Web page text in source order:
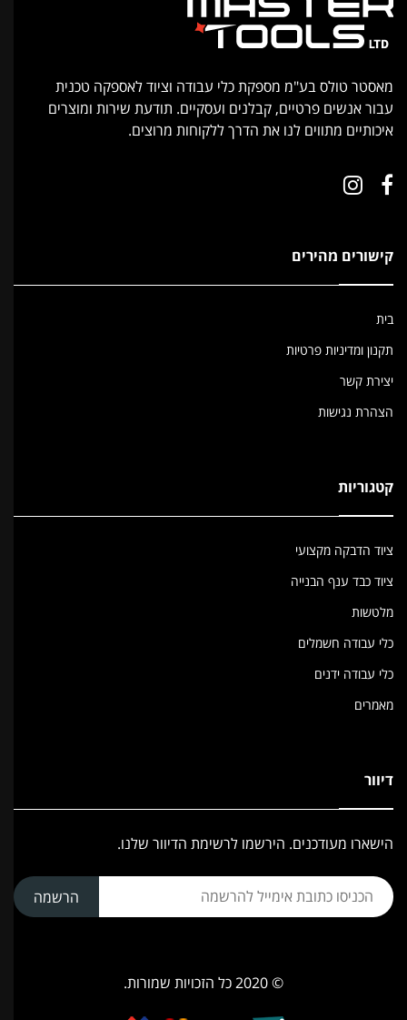
מאסטר טולס בע"מ מספקת כלי עבודה וציוד לאספקה טכנית
עבור אנשים פרטיים, קבלנים ועסקיים. תודעת שירות ומוצרים
איכותיים מתווים לנו את הדרך ללקוחות מרוצים.
קישורים מהירים
בית
תקנון ומדיניות פרטיות
יצירת קשר
הצהרת נגישות
קטגוריות
ציוד הדבקה מקצועי
ציוד כבד ענף הבנייה
מלטשות
כלי עבודה חשמלים
כלי עבודה ידנים
מאמרים
דיוור
הישארו מעודכנים. הירשמו לרשימת הדיוור שלנו.
הרשמה
© 2020 כל הזכויות שמורות.